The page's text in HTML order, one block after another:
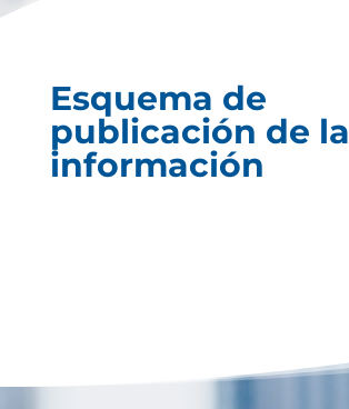
Esquema de
publicación de la
información